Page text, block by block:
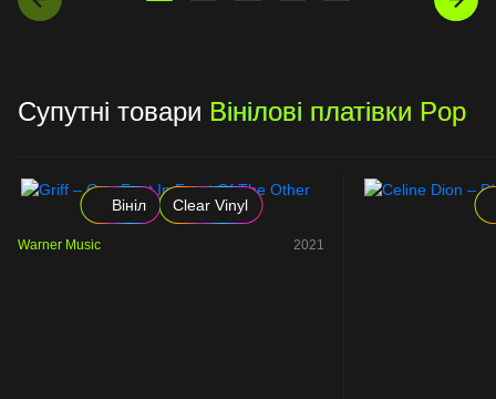
Супутні товари Вінілові платівки Pop
Вініл Clear Vinyl
Warner Music 2021